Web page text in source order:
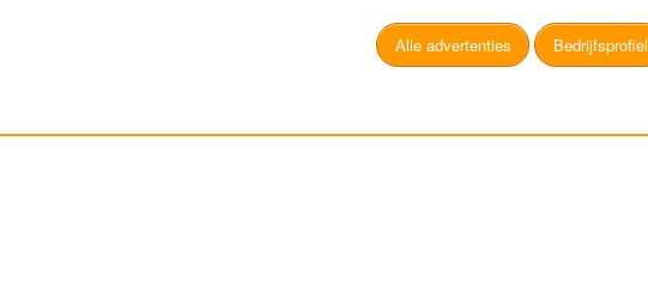
Alle advertenties Bedrijfsprofiel